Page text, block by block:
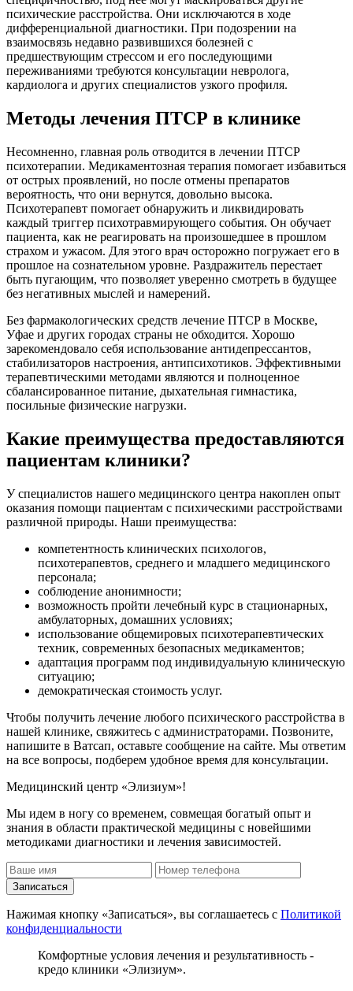
психические расстройства. Они исключаются в ходе
дифференциальной диагностики. При подозрении на
взаимосвязь недавно развившихся болезней с
предшествующим стрессом и его последующими
переживаниями требуются консультации невролога,
кардиолога и других специалистов узкого профиля.
Методы лечения ПТСР в клинике
Несомненно, главная роль отводится в лечении ПТСР
психотерапии. Медикаментозная терапия помогает избавиться
от острых проявлений, но после отмены препаратов
вероятность, что они вернутся, довольно высока.
Психотерапевт помогает обнаружить и ликвидировать
каждый триггер психотравмирующего события. Он обучает
пациента, как не реагировать на произошедшее в прошлом
страхом и ужасом. Для этого врач осторожно погружает его в
прошлое на сознательном уровне. Раздражитель перестает
быть пугающим, что позволяет уверенно смотреть в будущее
без негативных мыслей и намерений.
Без фармакологических средств лечение ПТСР в Москве,
Уфае и других городах страны не обходится. Хорошо
зарекомендовало себя использование антидепрессантов,
стабилизаторов настроения, антипсихотиков. Эффективными
терапевтическими методами являются и полноценное
сбалансированное питание, дыхательная гимнастика,
посильные физические нагрузки.
Какие преимущества предоставляются
пациентам клиники?
У специалистов нашего медицинского центра накоплен опыт
оказания помощи пациентам с психическими расстройствами
различной природы. Наши преимущества:
компетентность клинических психологов,
психотерапевтов, среднего и младшего медицинского
персонала;
соблюдение анонимности;
возможность пройти лечебный курс в стационарных,
амбулаторных, домашних условиях;
использование общемировых психотерапевтических
техник, современных безопасных медикаментов;
адаптация программ под индивидуальную клиническую
ситуацию;
демократическая стоимость услуг.
Чтобы получить лечение любого психического расстройства в
нашей клинике, свяжитесь с администраторами. Позвоните,
напишите в Ватсап, оставьте сообщение на сайте. Мы ответим
на все вопросы, подберем удобное время для консультации.
Медицинский центр «Элизиум»!
Мы идем в ногу со временем, совмещая богатый опыт и
знания в области практической медицины с новейшими
методиками диагностики и лечения зависимостей.
Записаться
Нажимая кнопку «Записаться», вы соглашаетесь с Политикой
конфиденциальности
Комфортные условия лечения и результативность -
кредо клиники «Элизиум».